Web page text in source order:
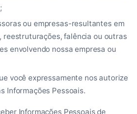
ou empresas-resultantes em
reestruturações, falência ou outras
envolvendo nossa empresa ou
você expressamente nos autorize
Informações Pessoais.
Informações Pessoais de